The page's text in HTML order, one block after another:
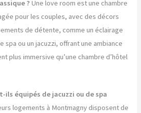
? Une love room est une chambre
pour les couples, avec des décors
de détente, comme un éclairage
spa ou un jacuzzi, offrant une ambiance
plus immersive qu’une chambre d’hôtel
ils équipés de jacuzzi ou de spa
logements à Montmagny disposent de